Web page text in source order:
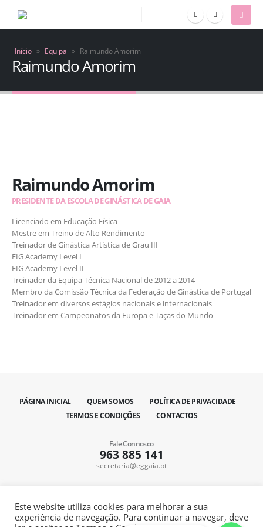
Início » Equipa » Raimundo Amorim
Raimundo Amorim
Raimundo Amorim
PRESIDENTE DA ESCOLA DE GINÁSTICA DE GAIA
Licenciado em Educação Física
Mestre em Treino de Alto Rendimento
Treinador de Ginástica Artística de Grau III
FIG Academy Level I
FIG Academy Level II
Treinador da Equipa Técnica Nacional de 2012 a 2014
Membro da Comissão Técnica da Federação de Ginástica de Portugal
Treinador em diversos estágios nacionais e internacionais
Treinador em Campeonatos da Europa e Taças do Mundo
PÁGINA INICIAL QUEM SOMOS
POLÍTICA DE PRIVACIDADE
TERMOS E CONDIÇÕES
CONTACTOS
Fale Connosco
963 885 141
secretaria@eggaia.pt
Este website utiliza cookies para melhorar a sua
experiência de navegação. Para continuar a navegar, deve
WhatsApp
WhatsApp